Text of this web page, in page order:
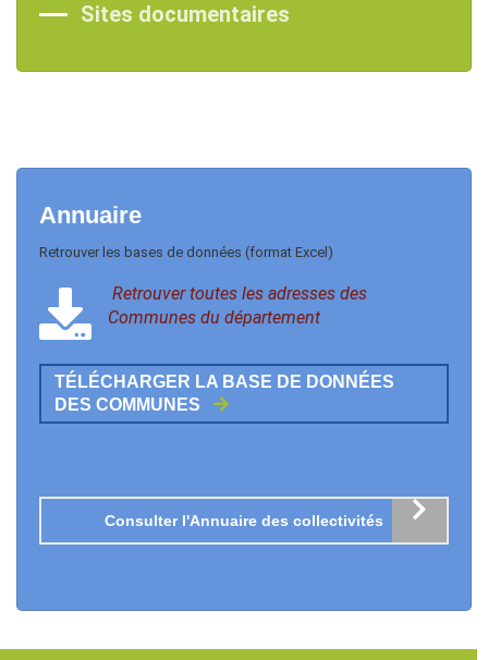
Sites documentaires
Annuaire
Retrouver les bases de données (format Excel)
Retrouver toutes les adresses des
Communes du département
TÉLÉCHARGER LA BASE DE DONNÉES
DES COMMUNES
Consulter l'Annuaire des collectivités